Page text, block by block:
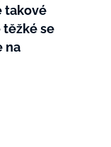
takové
těžké se
na